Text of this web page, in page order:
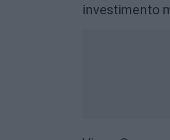
investimento